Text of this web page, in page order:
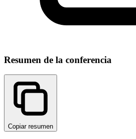
Resumen de la conferencia
Copiar resumen